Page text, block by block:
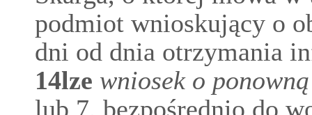
podmiot wnioskujący o
dni od dnia otrzymania
14lze wniosek o
lub 7, bezpośrednio do